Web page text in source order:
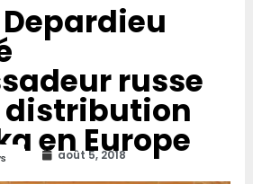
russe
distribution
en Europe
août 5, 2018